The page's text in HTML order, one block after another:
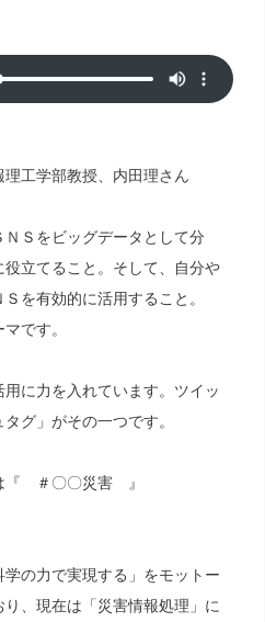
工学部教授、内田理さん
Ｓをビッグデータとして分
立てること。そして、自分や
を有効的に活用すること。
です。
に力を入れています。ツイッ
グ」がその一つです。
『 ＃〇〇災害 』
学の力で実現する」をモットー
、現在は「災害情報処理」に